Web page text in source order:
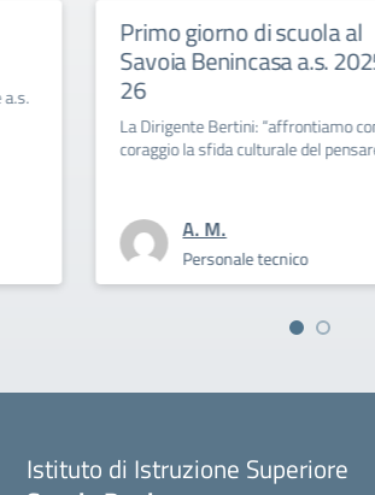
Primo giorno di scuola al
Savoia Benincasa a.s. 2025-
La Dirigente Bertini: “affrontiamo con
coraggio la sfida culturale del pensare”
A. M.
Personale tecnico
Istituto di Istruzione Superiore